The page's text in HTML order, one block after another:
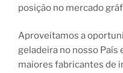
posição no mercado
Aproveitamos a
geladeira no nosso País
maiores fabricantes de